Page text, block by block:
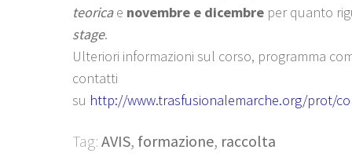
teoricae novembre e dicembre per quanto
stage.
Ulteriori informazioni sul corso, programma
contatti
su http://www.trasfusionalemarche.org/prot/
Tag: AVIS, formazione, raccolta